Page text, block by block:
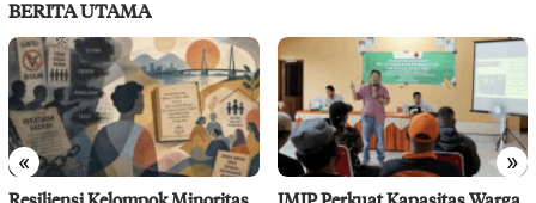
BERITA UTAMA
« »